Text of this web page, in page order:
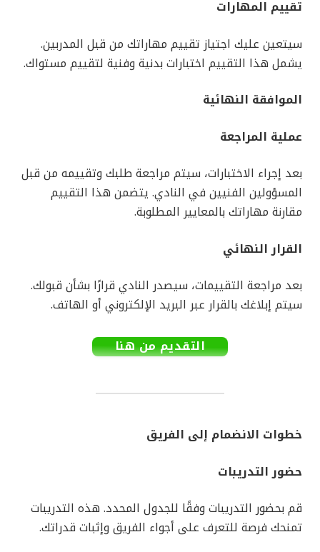
تقييم المهارات
سيتعين عليك اجتياز تقييم مهاراتك من قبل المدربين.
يشمل هذا التقييم اختبارات بدنية وفنية لتقييم مستواك.
الموافقة النهائية
عملية المراجعة
بعد إجراء الاختبارات، سيتم مراجعة طلبك وتقييمه من قبل
المسؤولين الفنيين في النادي. يتضمن هذا التقييم
مقارنة مهاراتك بالمعايير المطلوبة.
القرار النهائي
بعد مراجعة التقييمات، سيصدر النادي قرارًا بشأن قبولك.
سيتم إبلاغك بالقرار عبر البريد الإلكتروني أو الهاتف.
التقديم من هنا
خطوات الانضمام إلى الفريق
حضور التدريبات
قم بحضور التدريبات وفقًا للجدول المحدد. هذه التدريبات
تمنحك فرصة للتعرف على أجواء الفريق وإثبات قدراتك.